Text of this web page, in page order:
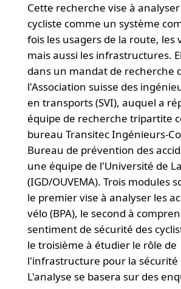
Cette recherche vise à
cycliste comme un système
fois les usagers de la route, les
mais aussi les infrastructures.
dans un mandat de recherche
l'Association suisse des
en transports (SVI), auquel a
équipe de recherche tripartite
bureau Transitec Ingénieurs-
Bureau de prévention des
une équipe de l'Université de
(IGD/OUVEMA). Trois modules
le premier vise à analyser les
vélo (BPA), le second à
sentiment de sécurité des
le troisième à étudier le rôle de
l'infrastructure pour la sécurité
L'analyse se basera sur des